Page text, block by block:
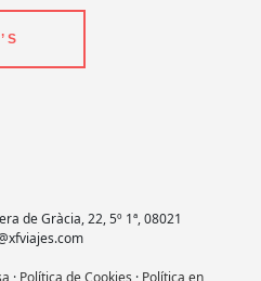
de Gràcia, 22, 5º 1ª, 08021
· Política de Cookies · Política en